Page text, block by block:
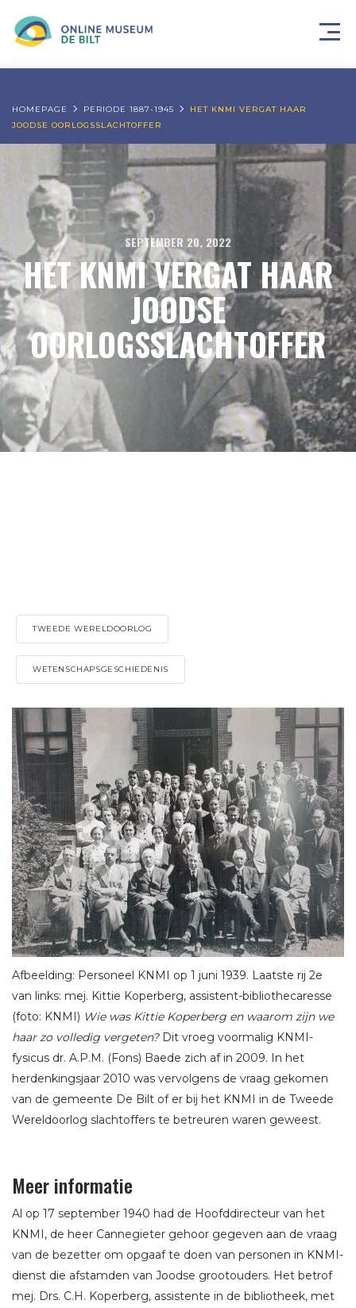
HOMEPAGE PERIODE 1887-1945
HET KNMI VERGAT HAAR
JOODSE OORLOGSSLACHTOFFER
SEPTEMBER 20, 2022
HET KNMI VERGAT HAAR
JOODSE
OORLOGSSLACHTOFFER
TWEEDE WERELDOORLOG
WETENSCHAPSGESCHIEDENIS
Afbeelding: Personeel KNMI op 1 juni 1939. Laatste rij 2e
van links: mej. Kittie Koperberg, assistent-bibliothecaresse
(foto: KNMI) Wie was Kittie Koperberg en waarom zijn we
haar zo volledig vergeten? Dit vroeg voormalig KNMI-
fysicus dr. A.P.M. (Fons) Baede zich af in 2009. In het
herdenkingsjaar 2010 was vervolgens de vraag gekomen
van de gemeente De Bilt of er bij het KNMI in de Tweede
Wereldoorlog slachtoffers te betreuren waren geweest.
Meer informatie
Al op 17 september 1940 had de Hoofddirecteur van het
KNMI, de heer Cannegieter gehoor gegeven aan de vraag
van de bezetter om opgaaf te doen van personen in KNMI-
dienst die afstamden van Joodse grootouders. Het betrof
mej. Drs. C.H. Koperberg, assistente in de bibliotheek, met